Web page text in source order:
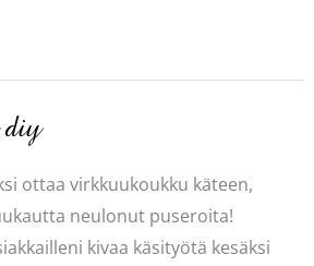
ottaa virkkuukoukku käteen,
neulonut puseroita!
kivaa käsityötä kesäksi